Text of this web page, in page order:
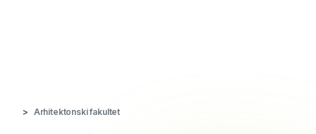
Arhitektonski fakultet